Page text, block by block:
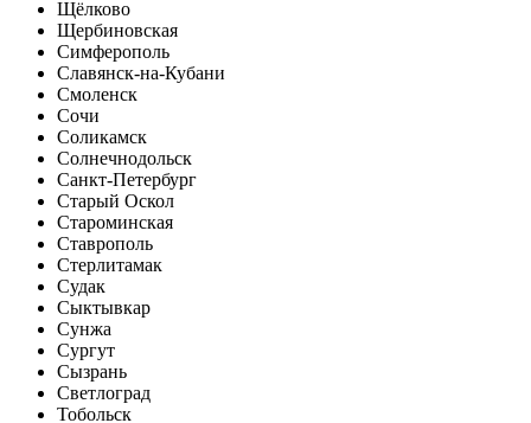
Щёлково
Щербиновская
Симферополь
Славянск-на-Кубани
Смоленск
Сочи
Соликамск
Солнечнодольск
Санкт-Петербург
Старый Оскол
Староминская
Ставрополь
Стерлитамак
Судак
Сыктывкар
Сунжа
Сургут
Сызрань
Светлоград
Тобольск